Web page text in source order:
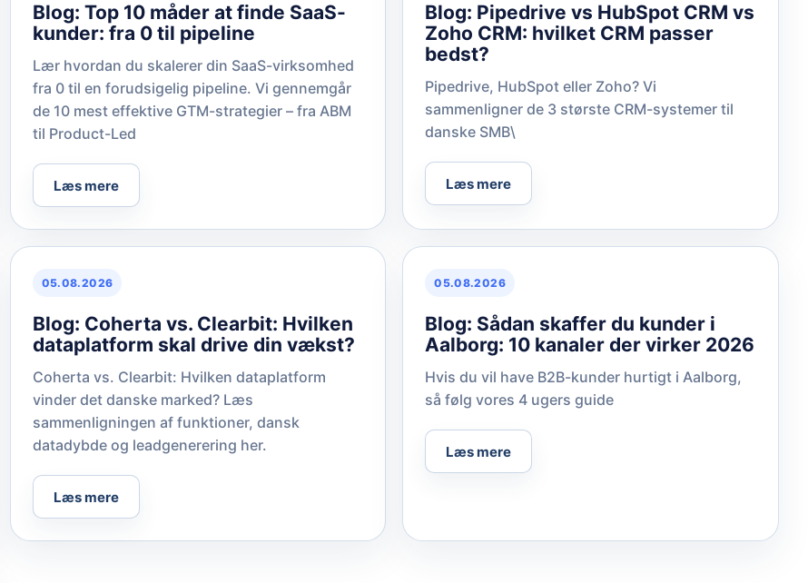
Blog: Top 10 måder at finde SaaS-
kunder: fra 0 til pipeline
Lær hvordan du skalerer din SaaS-virksomhed
fra 0 til en forudsigelig pipeline. Vi gennemgår
de 10 mest effektive GTM-strategier – fra ABM
til Product-Led
Læs mere
Blog: Pipedrive vs HubSpot CRM vs
Zoho CRM: hvilket CRM passer
bedst?
Pipedrive, HubSpot eller Zoho? Vi
sammenligner de 3 største CRM-systemer til
danske SMB\
Læs mere
05.08.2026
Blog: Coherta vs. Clearbit: Hvilken
dataplatform skal drive din vækst?
Coherta vs. Clearbit: Hvilken dataplatform
vinder det danske marked? Læs
sammenligningen af funktioner, dansk
datadybde og leadgenerering her.
Læs mere
05.08.2026
Blog: Sådan skaffer du kunder i
Aalborg: 10 kanaler der virker 2026
Hvis du vil have B2B-kunder hurtigt i Aalborg,
så følg vores 4 ugers guide
Læs mere